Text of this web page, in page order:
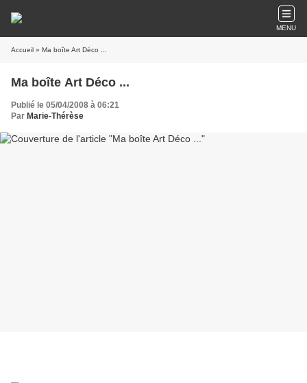
MENU
Accueil » Ma boîte Art Déco ...
Ma boîte Art Déco ...
Publié le 05/04/2008 à 06:21
Par Marie-Thérèse